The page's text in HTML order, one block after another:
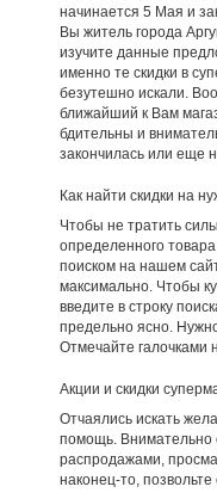
начинается 5 Мая и
Вы житель города
изучите данные
именно те скидки в
безутешно искали.
ближайший к Вам
бдительны и
закончилась или еще
Как найти скидки на
Чтобы не тратить
определенного
поиском на нашем
максимально. Чтобы
введите в строку
предельно ясно.
Отмечайте галочками
Акции и скидки
Отчаялись искать
помощь. Внимательно
распродажами,
наконец-то,